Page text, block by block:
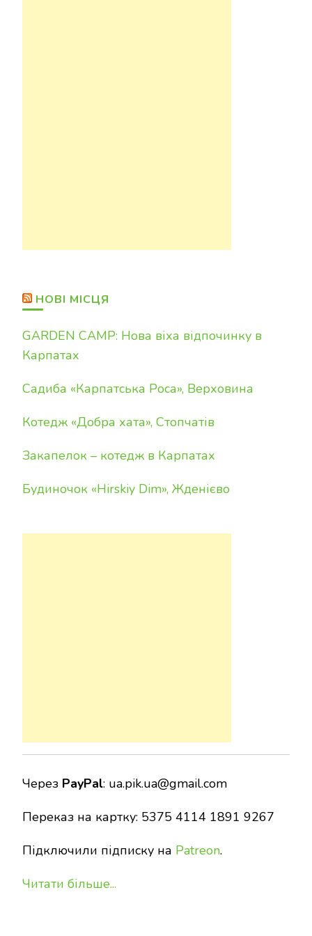
НОВІ МІСЦЯ
GARDEN CAMP: Нова віха відпочинку в
Карпатах
Садиба «Карпатська Роса», Верховина
Котедж «Добра хата», Стопчатів
Закапелок – котедж в Карпатах
Будиночок «Hirskiy Dim», Жденієво
Через PayPal: ua.pik.ua@gmail.com
Переказ на картку: 5375 4114 1891 9267
Підключили підписку на Patreon.
Читати більше...